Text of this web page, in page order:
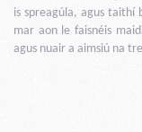
is spreagúla, agus
mar aon le faisnéis
agus nuair a aimsiú na